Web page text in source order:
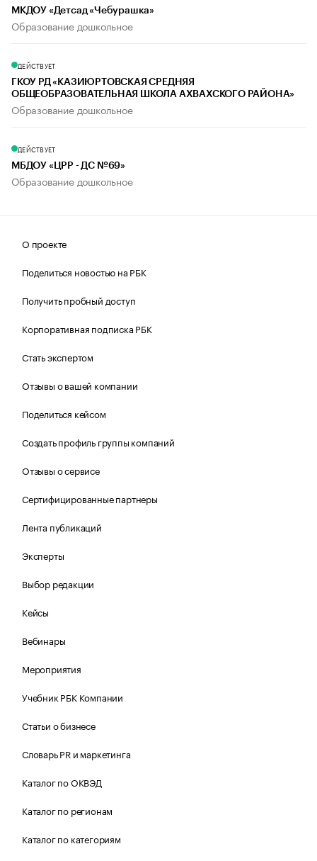
МКДОУ «Детсад «Чебурашка»
Образование дошкольное
ДЕЙСТВУЕТ
ГКОУ РД «КАЗИЮРТОВСКАЯ СРЕДНЯЯ
ОБЩЕОБРАЗОВАТЕЛЬНАЯ ШКОЛА АХВАХСКОГО РАЙОНА»
Образование дошкольное
ДЕЙСТВУЕТ
МБДОУ «ЦРР - ДС №69»
Образование дошкольное
О проекте
Поделиться новостью на РБК
Получить пробный доступ
Корпоративная подписка РБК
Стать экспертом
Отзывы о вашей компании
Поделиться кейсом
Создать профиль группы компаний
Отзывы о сервисе
Сертифицированные партнеры
Лента публикаций
Эксперты
Выбор редакции
Кейсы
Вебинары
Мероприятия
Учебник РБК Компании
Статьи о бизнесе
Словарь PR и маркетинга
Каталог по ОКВЭД
Каталог по регионам
Каталог по категориям